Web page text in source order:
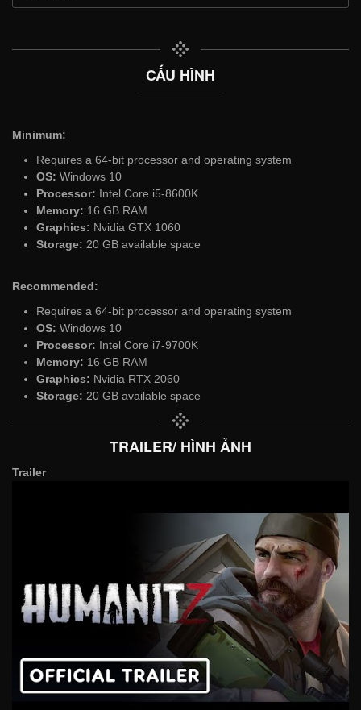
CẤU HÌNH
Minimum:
Requires a 64-bit processor and operating system
OS: Windows 10
Processor: Intel Core i5-8600K
Memory: 16 GB RAM
Graphics: Nvidia GTX 1060
Storage: 20 GB available space
Recommended:
Requires a 64-bit processor and operating system
OS: Windows 10
Processor: Intel Core i7-9700K
Memory: 16 GB RAM
Graphics: Nvidia RTX 2060
Storage: 20 GB available space
TRAILER/ HÌNH ẢNH
Trailer